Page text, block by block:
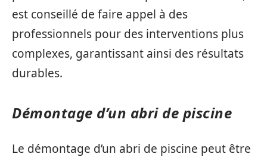
est conseillé de faire appel à des
professionnels pour des interventions plus
complexes, garantissant ainsi des résultats
durables.
Démontage d’un abri de piscine
Le démontage d’un abri de piscine peut être